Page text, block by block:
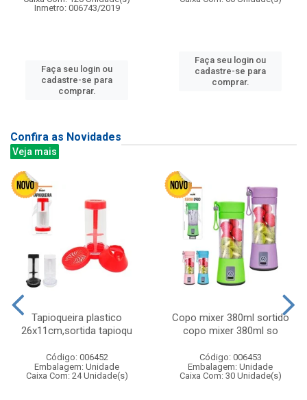
Inmetro: 006743/2019
Faça seu login ou
cadastre-se para
comprar.
Faça seu login ou
cadastre-se para
comprar.
Confira as Novidades
Veja mais
Tapioqueira plastico
26x11cm,sortida tapioqu
Código: 006452
Embalagem: Unidade
Caixa Com: 24 Unidade(s)
Copo mixer 380ml sortido
copo mixer 380ml so
Código: 006453
Embalagem: Unidade
Caixa Com: 30 Unidade(s)